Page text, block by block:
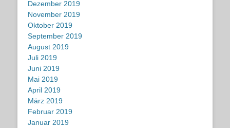
Dezember 2019
November 2019
Oktober 2019
September 2019
August 2019
Juli 2019
Juni 2019
Mai 2019
April 2019
März 2019
Februar 2019
Januar 2019